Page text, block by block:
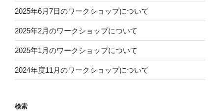
2025年6月7日のワークショップについて
2025年2月のワークショップについて
2025年1月のワークショップについて
2024年度11月のワークショップについて
検索